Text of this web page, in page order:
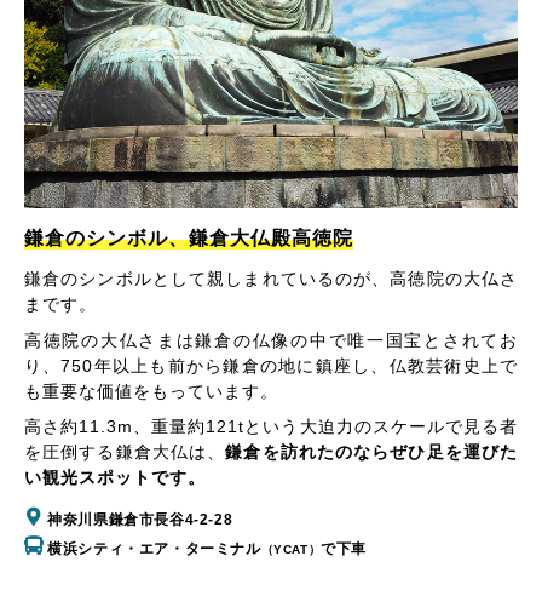
鎌倉のシンボル、鎌倉大仏殿高徳院
鎌倉のシンボルとして親しまれているのが、高徳院の大仏さ
まです。
高徳院の大仏さまは鎌倉の仏像の中で唯一国宝とされてお
り、750年以上も前から鎌倉の地に鎮座し、仏教芸術史上で
も重要な価値をもっています。
高さ約11.3m、重量約121tという大迫力のスケールで見る者
を圧倒する鎌倉大仏は、鎌倉を訪れたのならぜひ足を運びた
い観光スポットです。
神奈川県鎌倉市長谷4-2-28
横浜シティ・エア・ターミナル（YCAT）で下車